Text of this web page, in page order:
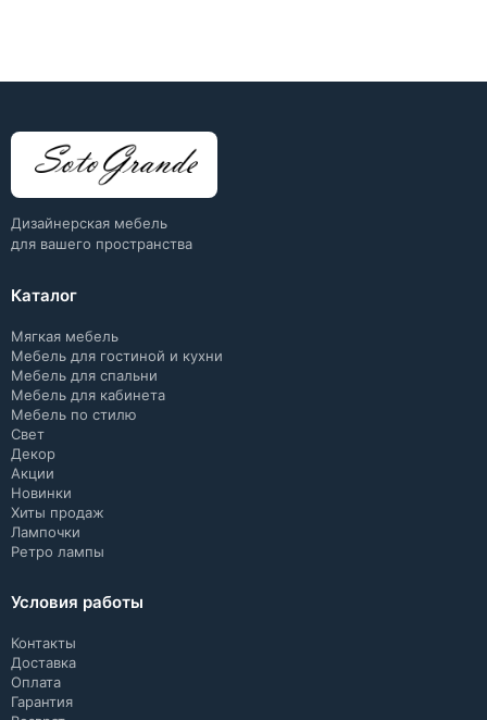
Дизайнерская мебель
для вашего пространства
Каталог
Мягкая мебель
Мебель для гостиной и кухни
Мебель для спальни
Мебель для кабинета
Мебель по стилю
Свет
Декор
Акции
Новинки
Хиты продаж
Лампочки
Ретро лампы
Условия работы
Контакты
Доставка
Оплата
Гарантия